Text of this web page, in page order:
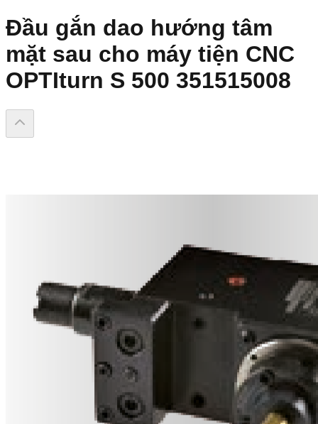
Đầu gắn dao hướng tâm
mặt sau cho máy tiện CNC
OPTIturn S 500 351515008